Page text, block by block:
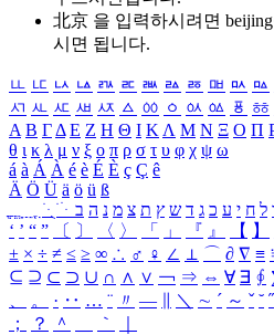
北京 을 입력하시려면 beijing
시면 됩니다.
ㅥ ㅦ ㅧ ㅨ ㅩ ㅪ ㅫ ㅬ ㅭ ㅮ ㅯ ㅰ
ㅺ ㅻ ㅼ ㅽ ㅾ ㅿ ㆀ ㆁ ㆂ ㆃ ㆄ ㆅ
Α Β ΓΔ Ε Ζ Η Θ Ι ΚΛ Μ Ν Ξ Ο Π
θ ι κ λ μ ν ξ ο π ρ σ τ υ φ χ ψ ω
á à Á À é è É È ç Ç ê
Ä Ö Ü ä ö ü ß
ִֶֹ ֻּ ׁׂ ל ח י ע כ ג ד ש ץ ת צ מ נ ה ב
‘ ’ “ ” 〔 〕 〈 〉 「 」 『 』 【 】
± × ÷ ≠ ≤ ≥ ∞ ∴ ♂ ♀ ∠ ⊥ ⌒ ∂ ∇ ≡
⊆ ⊇ ⊂ ⊃ ∪ ∩ ∧ ∨ ￢ ⇒ ⇔ ∀ ∃ ∮
、
。 · ‥ … ¨ 〃 ― ＼ ∼ ´ ～ ˇ ˘ ˝
；
？ ＾ ｀